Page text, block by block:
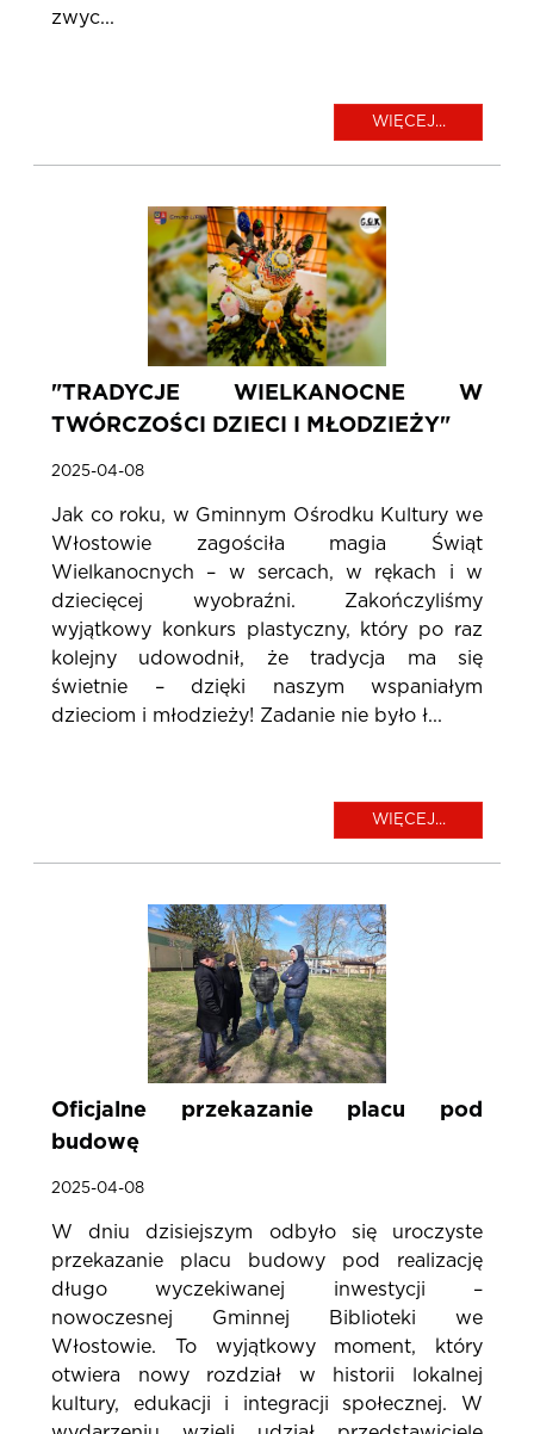
zwyc...
WIĘCEJ...
"TRADYCJE WIELKANOCNE W
TWÓRCZOŚCI DZIECI I MŁODZIEŻY"
2025-04-08
Jak co roku, w Gminnym Ośrodku Kultury we
Włostowie zagościła magia Świąt
Wielkanocnych – w sercach, w rękach i w
dziecięcej wyobraźni. Zakończyliśmy
wyjątkowy konkurs plastyczny, który po raz
kolejny udowodnił, że tradycja ma się
świetnie – dzięki naszym wspaniałym
dzieciom i młodzieży! Zadanie nie było ł...
WIĘCEJ...
Oficjalne przekazanie placu pod
budowę
2025-04-08
W dniu dzisiejszym odbyło się uroczyste
przekazanie placu budowy pod realizację
długo wyczekiwanej inwestycji –
nowoczesnej Gminnej Biblioteki we
Włostowie. To wyjątkowy moment, który
otwiera nowy rozdział w historii lokalnej
kultury, edukacji i integracji społecznej. W